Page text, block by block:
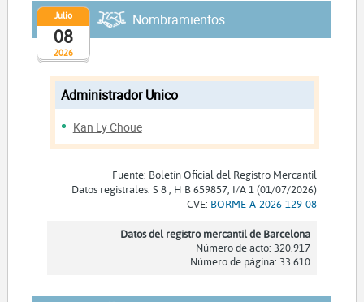
2026
Julio
08
Nombramientos
Administrador Unico
Kan Ly Choue
Fuente: Boletín Oficial del Registro Mercantil
Datos registrales: S 8 , H B 659857, I/A 1 (01/07/2026)
CVE: BORME-A-2026-129-08
Datos del registro mercantil de Barcelona
Número de acto: 320.917
Número de página: 33.610